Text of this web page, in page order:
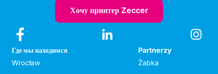
Хочу принтер Zeccer
Где мы находимся
Wrocław
Partnerzy
Żabka